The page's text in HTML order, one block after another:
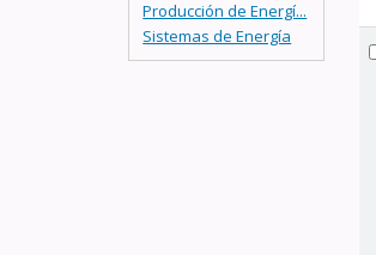
Producción de Energí...
Sistemas de Energía